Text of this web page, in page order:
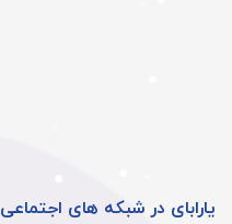
یارابای در شبکه های اجتماعی